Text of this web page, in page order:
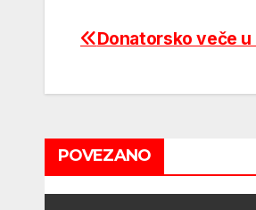
Post
Donatorsko veče u
POVEZANO